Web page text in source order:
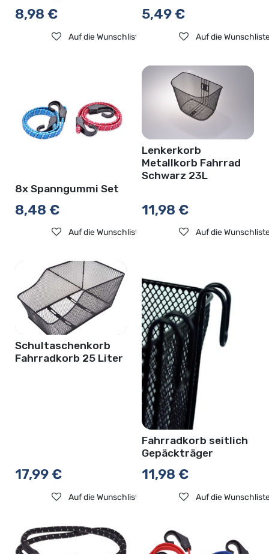
8,98 €
Auf die Wunschliste
5,49€
Auf die
8x Spanngummi Set
8,48 €
Auf die Wunschliste
Lenkerkorb
Metallkorb Fahrrad
Schwarz 23L
11,98 €
Auf die
Schultaschenkorb
Fahrradkorb 25 Liter
17,99€
Auf die Wunschliste
Fahrradkorb seitlich
Gepäckträger
11,98 €
Auf die